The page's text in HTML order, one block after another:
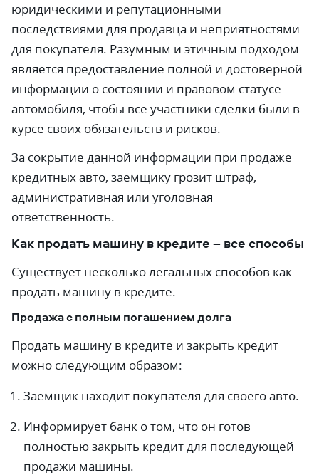
юридическими и репутационными
последствиями для продавца и неприятностями
для покупателя. Разумным и этичным подходом
является предоставление полной и достоверной
информации о состоянии и правовом статусе
автомобиля, чтобы все участники сделки были в
курсе своих обязательств и рисков.
За сокрытие данной информации при продаже
кредитных авто, заемщику грозит штраф,
административная или уголовная
ответственность.
Как продать машину в кредите – все способы
Существует несколько легальных способов как
продать машину в кредите.
Продажа с полным погашением долга
Продать машину в кредите и закрыть кредит
можно следующим образом:
Заемщик находит покупателя для своего авто.
Информирует банк о том, что он готов
полностью закрыть кредит для последующей
продажи машины.